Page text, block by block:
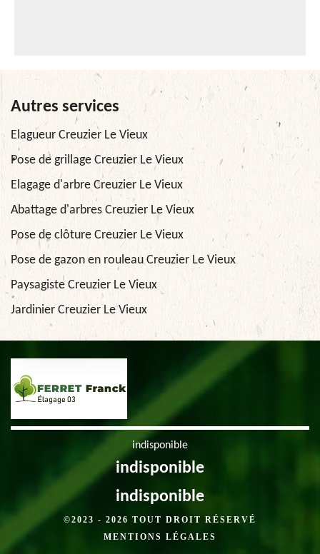
Autres services
Elagueur Creuzier Le Vieux
Pose de grillage Creuzier Le Vieux
Elagage d'arbre Creuzier Le Vieux
Abattage d'arbres Creuzier Le Vieux
Pose de clôture Creuzier Le Vieux
Pose de gazon en rouleau Creuzier Le Vieux
Paysagiste Creuzier Le Vieux
Jardinier Creuzier Le Vieux
indisponible
indisponible
indisponible
©2023 - 2026 TOUT DROIT RÉSERVÉ
MENTIONS LÉGALES